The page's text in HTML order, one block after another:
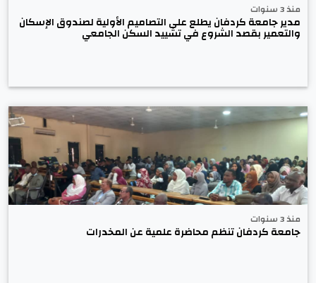
منذ 3 سنوات
مدير جامعة كردفان يطلع على التصاميم الأولية لصندوق الإسكان
والتعمير بقصد الشروع في تشييد السكن الجامعي
منذ 3 سنوات
جامعة كردفان تنظم محاضرة علمية عن المخدرات